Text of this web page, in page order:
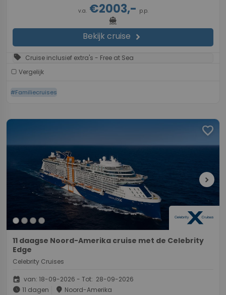
v.a.€2003,- p.p.
directions_boat
Bekijk cruise chevron_right
sell Cruise inclusief extra's - Free at Sea
Vergelijk
#Familiecruises
favorite
chevron_right
11 daagse Noord-Amerika cruise met de Celebrity
Edge
Celebrity Cruises
event van: 18-09-2026 - Tot: 28-09-2026
schedule 11 dagen place Noord-Amerika